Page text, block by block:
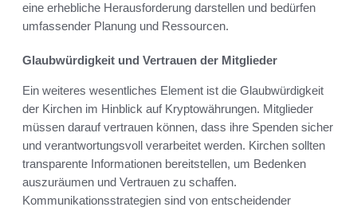
eine erhebliche Herausforderung darstellen und bedürfen
umfassender Planung und Ressourcen.
Glaubwürdigkeit und Vertrauen der Mitglieder
Ein weiteres wesentliches Element ist die Glaubwürdigkeit
der Kirchen im Hinblick auf Kryptowährungen. Mitglieder
müssen darauf vertrauen können, dass ihre Spenden sicher
und verantwortungsvoll verarbeitet werden. Kirchen sollten
transparente Informationen bereitstellen, um Bedenken
auszuräumen und Vertrauen zu schaffen.
Kommunikationsstrategien sind von entscheidender